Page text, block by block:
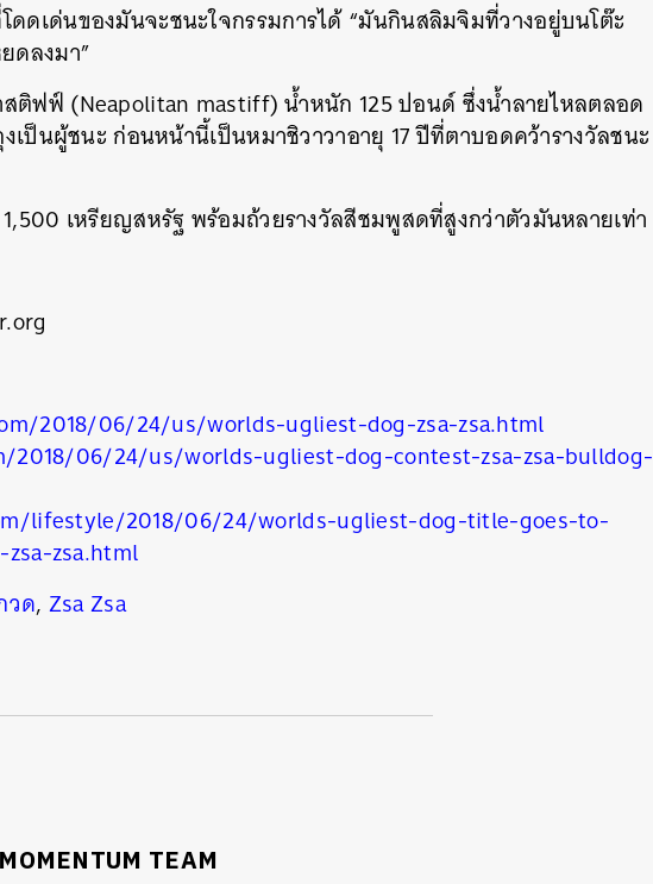
ดดเด่นของมันจะชนะใจกรรมการได้ “มันกินสลิมจิมที่วางอยู่บนโต๊ะ
ดลงมา”
ติฟฟ์ (Neapolitan mastiff) น้ำหนัก 125 ปอนด์ ซึ่งน้ำลายไหลตลอด
เป็นผู้ชนะ ก่อนหน้านี้เป็นหมาชิวาวาอายุ 17 ปีที่ตาบอดคว้ารางวัลชนะ
1,500 เหรียญสหรัฐ พร้อมถ้วยรางวัลสีชมพูสดที่สูงกว่าตัวมันหลายเท่า
2018/06/24/us/worlds-ugliest-dog-zsa-zsa.html
06/24/us/worlds-ugliest-dog-contest-zsa-zsa-bulldog-
lifestyle/2018/06/24/worlds-ugliest-dog-title-goes-to-
zsa.html
วด, Zsa Zsa
TEAM